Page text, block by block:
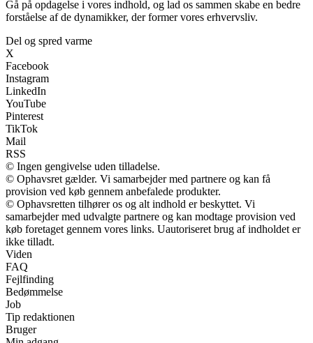
Gå på opdagelse i vores indhold, og lad os sammen skabe en bedre
forståelse af de dynamikker, der former vores erhvervsliv.
Del og spred varme
X
Facebook
Instagram
LinkedIn
YouTube
Pinterest
TikTok
Mail
RSS
© Ingen gengivelse uden tilladelse.
© Ophavsret gælder. Vi samarbejder med partnere og kan få
provision ved køb gennem anbefalede produkter.
© Ophavsretten tilhører os og alt indhold er beskyttet. Vi
samarbejder med udvalgte partnere og kan modtage provision ved
køb foretaget gennem vores links. Uautoriseret brug af indholdet er
ikke tilladt.
Viden
FAQ
Fejlfinding
Bedømmelse
Job
Tip redaktionen
Bruger